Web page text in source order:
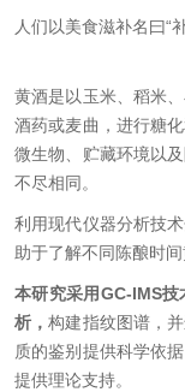
人们以美食滋补名曰“
黄酒是以玉米、稻米
酒药或麦曲，进行糖
微生物、贮藏环境以
不尽相同。
利用现代仪器分析技
助于了解不同陈酿时
本研究采用GC-IMS
析，构建指纹图谱，
质的鉴别提供科学依
提供理论支持。